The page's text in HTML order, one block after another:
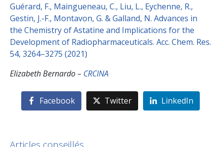
Guérard, F., Maingueneau, C., Liu, L., Eychenne, R.,
Gestin, J.-F., Montavon, G. & Galland, N. Advances in
the Chemistry of Astatine and Implications for the
Development of Radiopharmaceuticals. Acc. Chem. Res.
54, 3264–3275 (2021)
Elizabeth Bernardo – CRCINA
Facebook Twitter LinkedIn
Articles conseillés